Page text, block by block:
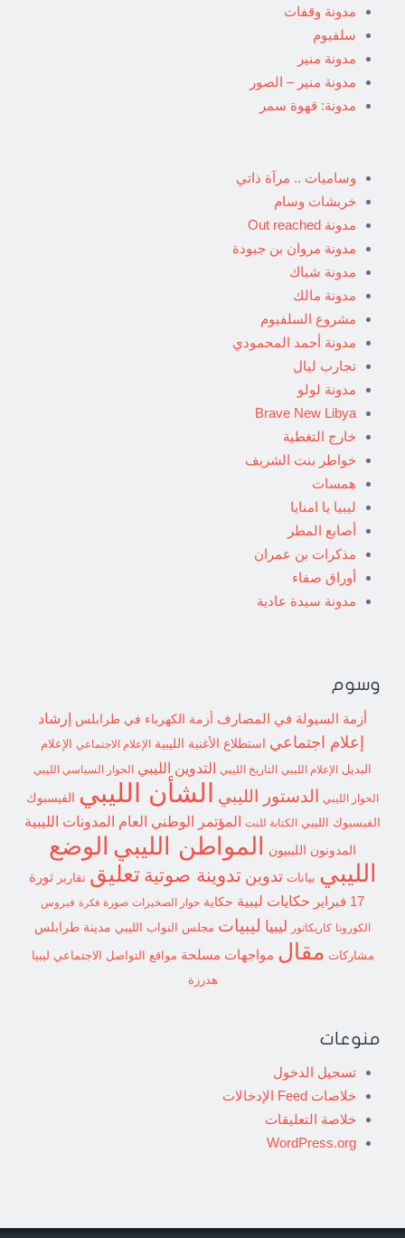
مدونة وقفات
سلفيوم
مدونة منير
مدونة منير – الصور
مدونة: قهوة سمر
وساميات .. مرآة ذاتي
خربشات وسام
مدونة Out reached
مدونة مروان بن جبودة
مدونة شباك
مدونة مالك
مشروع السلفيوم
مدونة أحمد المحمودي
تجارب ليال
مدونة لولو
Brave New Libya
خارج التغطية
خواطر بنت الشريف
همسات
ليبيا يا امنايا
أصابع المطر
مذكرات بن عمران
أوراق صفاء
مدونة سيدة عادية
وسوم
أزمة السيولة في المصارف أزمة الكهرباء في طرابلس إرشاد
إعلام اجتماعي استطلاع الأغنية الليبية الإعلام الاجتماعي
الإعلام
البديل الإعلام الليبي التاريخ الليبي التدوين الليبي الحوار السياسي الليبي
الحوار الليبي الدستور الليبي الشأن الليبي الفيسبوك
الفيسبوك الليبي الكتابة للنت المؤتمر الوطني العام المدونات الليبية
المدونون الليبيون المواطن الليبي الوضع
الليبي بيانات تدوين تدوينة صوتية تعليق تقارير
ثورة
17 فبراير
حكايات ليبية حكاية حوار الصخيرات صورة فكرة فيروس
الكورونا كاريكاتور ليبيا ليبيات مجلس النواب الليبي مدينة طرابلس
مشاركات مقال مواجهات مسلحة مواقع التواصل الاجتماعي ليبيا
هدرزة
منوعات
تسجيل الدخول
خلاصات Feed الإدخالات
خلاصة التعليقات
WordPress.org